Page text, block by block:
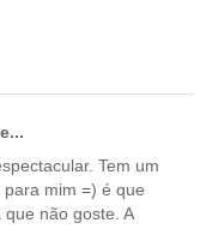
Tem um
mim =) é que
não goste. A